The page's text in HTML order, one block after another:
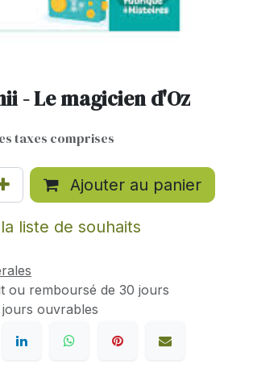
- Le magicien d'Oz
taxes comprises
Ajouter au panier
liste de souhaits
ou remboursé de 30 jours
ouvrables